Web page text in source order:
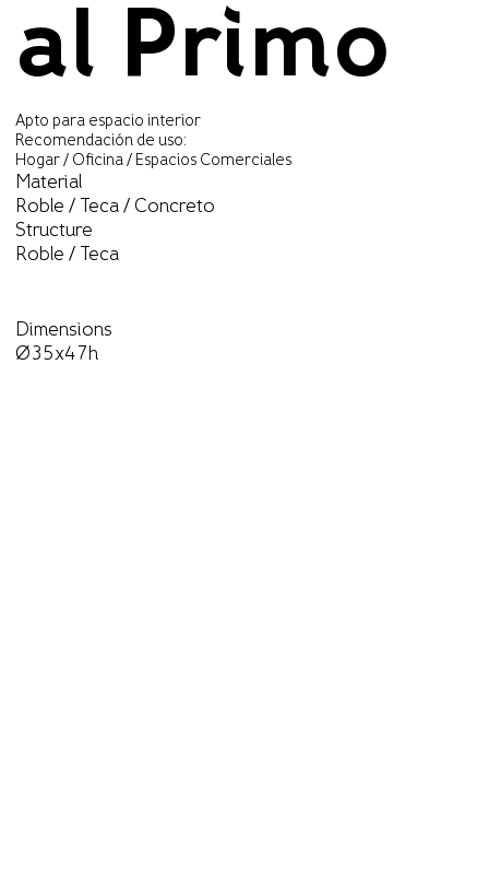
al Primo
Apto para espacio interior
Recomendación de uso:
Hogar / Oficina / Espacios Comerciales
Material
Roble / Teca / Concreto
Structure
Roble / Teca
Dimensions
Ø35x47h